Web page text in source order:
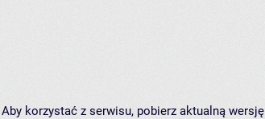
korzystać z serwisu, pobierz aktualną wersję